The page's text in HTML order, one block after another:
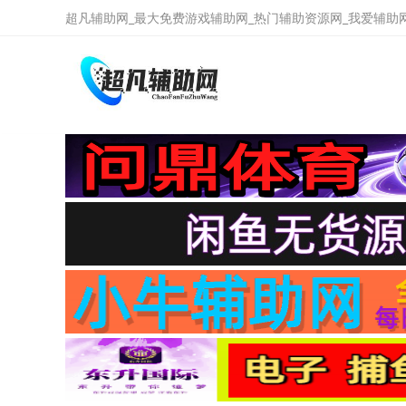
超凡辅助网_最大免费游戏辅助网_热门辅助资源网_我爱辅助